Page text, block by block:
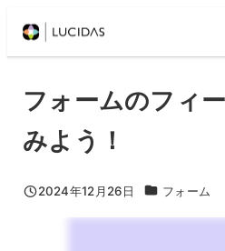
フォームのフィ
みよう！
投稿日
2024年12月26日 MarketoTips
フォーム